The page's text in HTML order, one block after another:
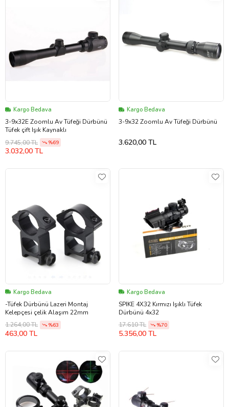
Kargo Bedava
3-9x32E Zoomlu Av Tüfeği Dürbünü
Tüfek çift Işık Kaynaklı
9.745,00 TL
%69
3.032,00 TL
Kargo Bedava
3-9x32 Zoomlu Av Tüfeği Dürbünü
3.620,00 TL
Kargo Bedava
-Tüfek Dürbünü Lazeri Montaj
Kelepçesi çelik Alaşım 22mm
1.264,00 TL
%63
463,00 TL
Kargo Bedava
SPIKE 4X32 Kırmızı Işıklı Tüfek
Dürbünü 4x32
17.610 TL
%70
5.356,00 TL